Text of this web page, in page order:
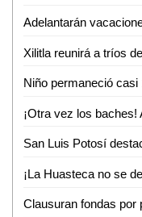
Niño permaneció
Clausuran fondas por